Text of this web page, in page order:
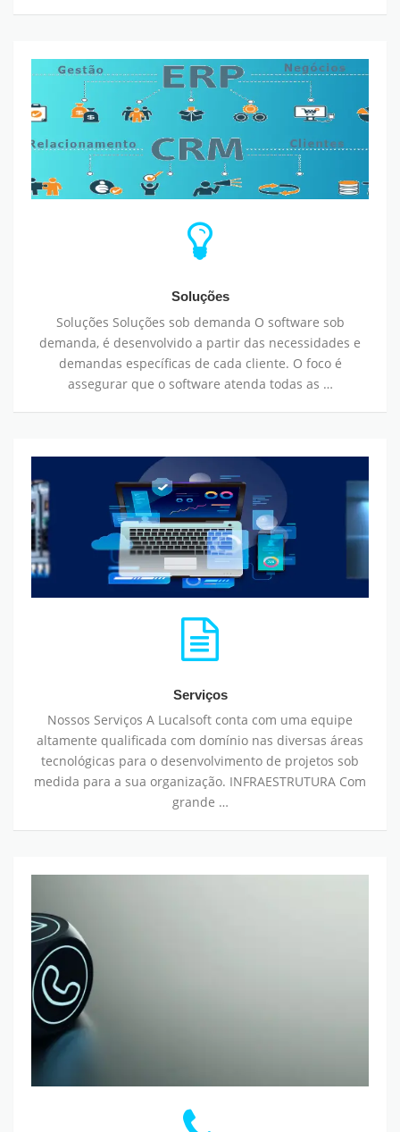
Soluções
Soluções
Soluções Soluções sob demanda O software sob
demanda, é desenvolvido a partir das necessidades e
demandas específicas de cada cliente. O foco é
assegurar que o software atenda todas as …
Serviços
Nossos Serviços A Lucalsoft conta com uma equipe
altamente qualificada com domínio nas diversas áreas
tecnológicas para o desenvolvimento de projetos sob
medida para a sua organização. INFRAESTRUTURA Com
grande …